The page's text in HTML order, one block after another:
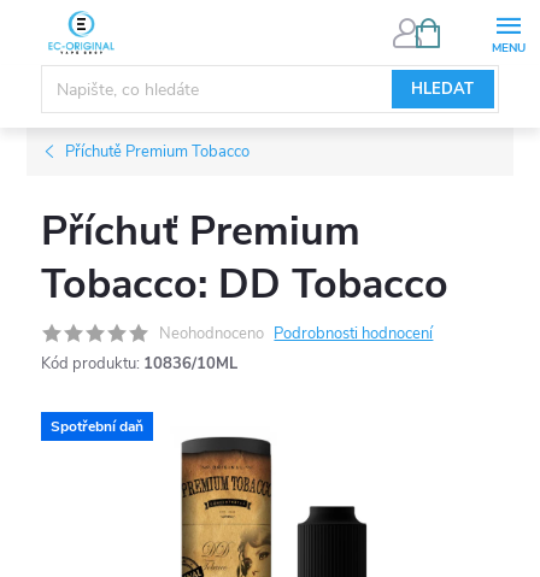
obsah
HLEDAT
NÁKUPNÍ
Příchutě Premium Tobacco
Příchuť Premium
Tobacco: DD Tobacco
Neohodnoceno Podrobnosti hodnocení
Kód produktu: 10836/10ML
Spotřební daň